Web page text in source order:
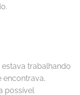
trabalhando
encontrava,
possível